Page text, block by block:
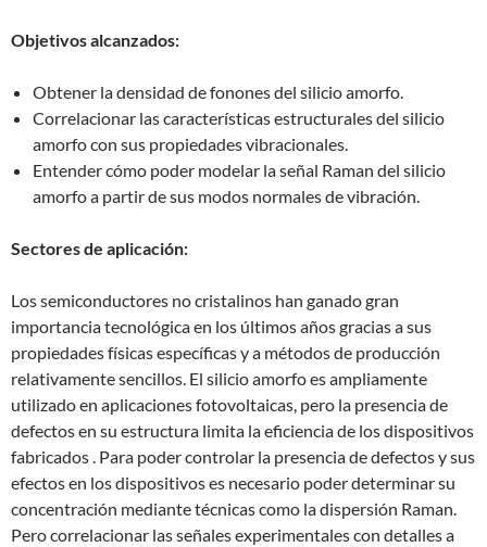
Objetivos alcanzados:
Obtener la densidad de fonones del silicio amorfo.
Correlacionar las características estructurales del silicio
amorfo con sus propiedades vibracionales.
Entender cómo poder modelar la señal Raman del silicio
amorfo a partir de sus modos normales de vibración.
Sectores de aplicación:
Los semiconductores no cristalinos han ganado gran
importancia tecnológica en los últimos años gracias a sus
propiedades físicas específicas y a métodos de producción
relativamente sencillos. El silicio amorfo es ampliamente
utilizado en aplicaciones fotovoltaicas, pero la presencia de
defectos en su estructura limita la eficiencia de los dispositivos
fabricados . Para poder controlar la presencia de defectos y sus
efectos en los dispositivos es necesario poder determinar su
concentración mediante técnicas como la dispersión Raman.
Pero correlacionar las señales experimentales con detalles a